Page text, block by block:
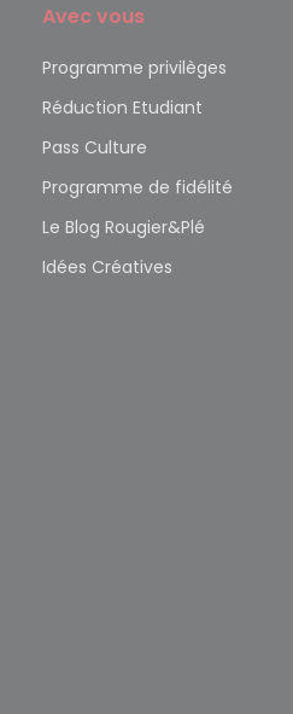
Avec vous
Programme privilèges
Réduction Etudiant
Pass Culture
Programme de fidélité
Le Blog Rougier&Plé
Idées Créatives